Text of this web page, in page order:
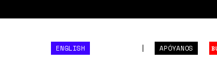
APÓYANOS
ENGLISH